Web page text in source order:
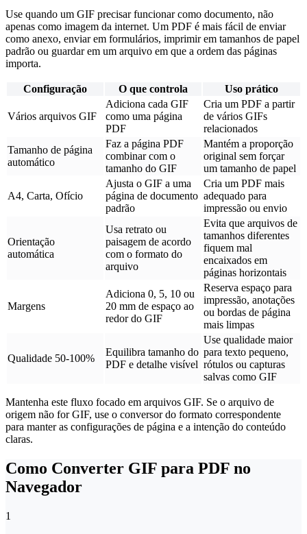
Use quando um GIF precisar funcionar como documento, não
apenas como imagem da internet. Um PDF é mais fácil de enviar
como anexo, enviar em formulários, imprimir em tamanhos de papel
padrão ou guardar em um arquivo em que a ordem das páginas
importa.
Configuração O que controla Uso prático
Vários arquivos GIF
Adiciona cada GIF
como uma página
PDF
Cria um PDF a partir
de vários GIFs
relacionados
Tamanho de página
automático
Faz a página PDF
combinar com o
tamanho do GIF
Mantém a proporção
original sem forçar
um tamanho de papel
A4, Carta, Ofício
Ajusta o GIF a uma
página de documento
padrão
Cria um PDF mais
adequado para
impressão ou envio
Orientação
automática
Usa retrato ou
paisagem de acordo
com o formato do
arquivo
Evita que arquivos de
tamanhos diferentes
fiquem mal
encaixados em
páginas horizontais
Margens
Adiciona 0, 5, 10 ou
20 mm de espaço ao
redor do GIF
Reserva espaço para
impressão, anotações
ou bordas de página
mais limpas
Qualidade 50-100%
Equilibra tamanho do
PDF e detalhe visível
Use qualidade maior
para texto pequeno,
rótulos ou capturas
salvas como GIF
Mantenha este fluxo focado em arquivos GIF. Se o arquivo de
origem não for GIF, use o conversor do formato correspondente
para manter as configurações de página e a intenção do conteúdo
claras.
Como Converter GIF para PDF no
Navegador
1